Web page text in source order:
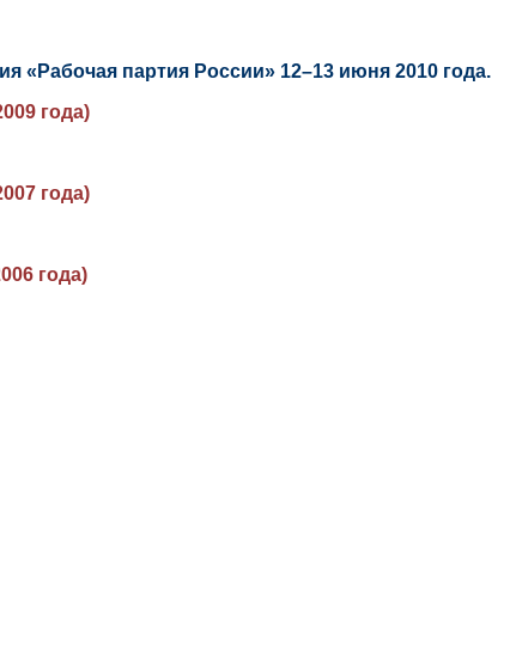
партия России» 12–13 июня 2010 года.
года)
года)
года)